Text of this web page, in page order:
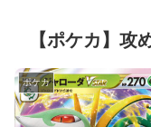
【ポケカ】攻
ポケカ